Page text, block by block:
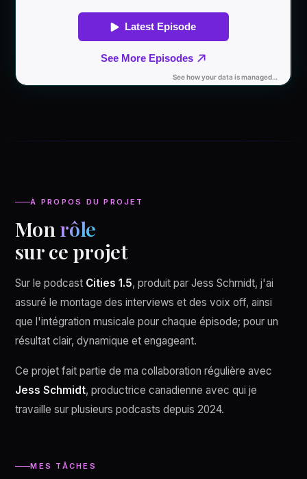
À PROPOS DU PROJET
Mon rôle
sur ce projet
Sur le podcast Cities 1.5, produit par Jess Schmidt, j'ai
assuré le montage des interviews et des voix off, ainsi
que l'intégration musicale pour chaque épisode; pour un
résultat clair, dynamique et engageant.
Ce projet fait partie de ma collaboration régulière avec
Jess Schmidt, productrice canadienne avec qui je
travaille sur plusieurs podcasts depuis 2024.
MES TÂCHES